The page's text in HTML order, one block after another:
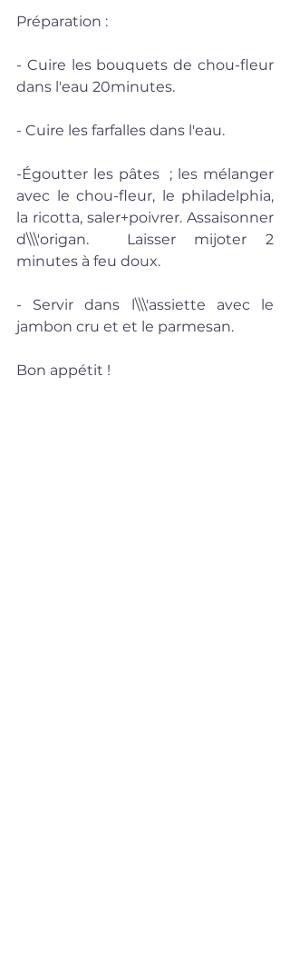
Préparation :
- Cuire les bouquets de chou-fleur
dans l'eau 20minutes.
- Cuire les farfalles dans l'eau.
-Égoutter les pâtes  ; les mélanger
avec le chou-fleur, le philadelphia,
la ricotta, saler+poivrer. Assaisonner
d\\\'origan.  Laisser mijoter 2
minutes à feu doux.
- Servir dans l\\\'assiette avec le
jambon cru et et le parmesan.
Bon appétit !